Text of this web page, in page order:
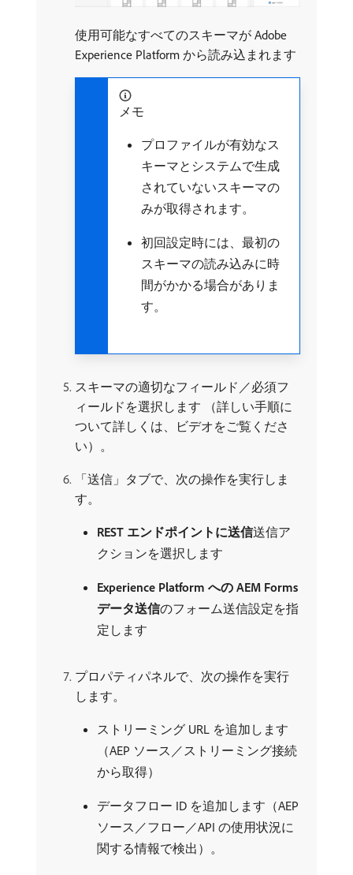
使用可能なすべてのスキーマが Adobe
Experience Platform から読み込まれます
メモ
プロファイルが有効なス
キーマとシステムで生成
されていないスキーマの
みが取得されます。
初回設定時には、最初の
スキーマの読み込みに時
間がかかる場合がありま
す。
スキーマの適切なフィールド／必須フ
ィールドを選択します （詳しい手順に
ついて詳しくは、ビデオをご覧くださ
い）。
「送信」タブで、次の操作を実行しま
す。
REST エンドポイントに送信​送信ア
クションを選択します
Experience Platform への AEM Forms
データ送信​のフォーム送信設定を指
定します
プロパティパネルで、次の操作を実行
します。
ストリーミング URL を追加します
（AEP ソース／ストリーミング接続
から取得）
データフロー ID を追加します（AEP
ソース／フロー／API の使用状況に
関する情報で検出）。